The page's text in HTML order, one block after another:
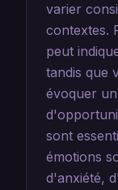
varier
contextes.
peut
tandis que
évoquer
sont
émotions
d'anxiété,